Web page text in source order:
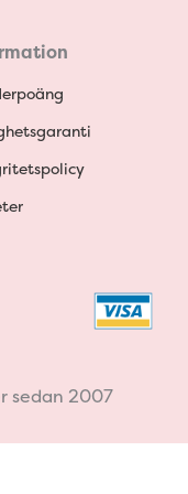
sedan 2007